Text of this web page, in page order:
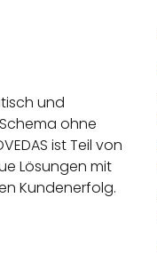
und
ohne
ist Teil von
Lösungen mit
Kundenerfolg.